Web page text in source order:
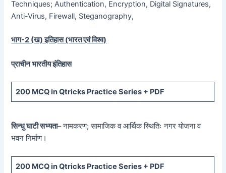
Techniques; Authentication, Encryption, Digital Signatures,
Anti-Virus, Firewall, Steganography,
भाग-2 (ख) इतिहास (भारत एवं विश्व)
प्राचीन भारतीय इंतिहास
200 MCQin Qtricks Practice Series + PDF
सिन्धु घाटी सभ्यता– नामकरण; सामाजिक व आर्थिक स्थितिः नगर योजना व
भवन निर्माण।
200 MCQin Qtricks Practice Series + PDF